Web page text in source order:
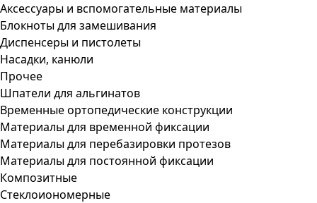
Аксессуары и вспомогательные материалы
Блокноты для замешивания
Диспенсеры и пистолеты
Насадки, канюли
Прочее
Шпатели для альгинатов
Временные ортопедические конструкции
Материалы для временной фиксации
Материалы для перебазировки протезов
Материалы для постоянной фиксации
Композитные
Стеклоиономерные